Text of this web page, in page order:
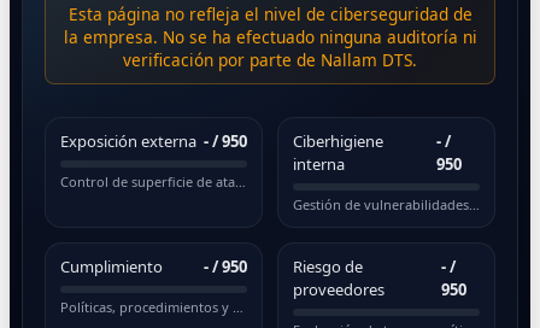
Esta página no refleja el nivel de ciberseguridad de
la empresa. No se ha efectuado ninguna auditoría ni
verificación por parte de Nallam DTS.
Exposición externa -/ 950
Control de superficie de ataque pública
Ciberhigiene
interna
-/
950
Gestión de vulnerabilidades y actualizaciones
Cumplimiento -/ 950
Políticas, procedimientos y normativas
Riesgo de
proveedores
-/
950